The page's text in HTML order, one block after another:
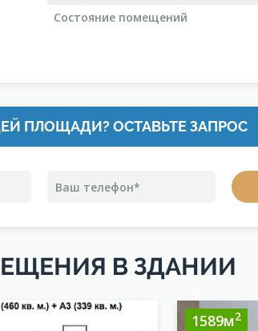
Состояние помещений
ПЛОЩАДИ? ОСТАВЬТЕ ЗАПРОС
В ЗДАНИИ
1589м2